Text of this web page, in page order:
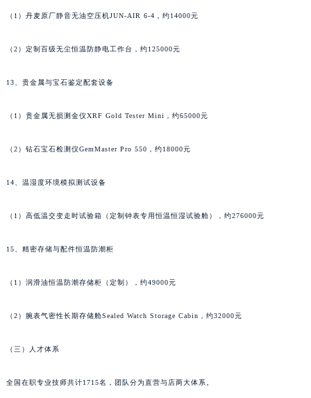
（1）丹麦原厂静音无油空压机JUN-AIR 6-4，约14000元
（2）定制百级无尘恒温防静电工作台，约125000元
13、贵金属与宝石鉴定配套设备
（1）贵金属无损测金仪XRF Gold Tester Mini，约65000元
（2）钻石宝石检测仪GemMaster Pro 550，约18000元
14、温湿度环境模拟测试设备
（1）高低温交变走时试验箱（定制钟表专用恒温恒湿试验舱），约276000元
15、精密存储与配件恒温防潮柜
（1）润滑油恒温防潮存储柜（定制），约49000元
（2）腕表气密性长期存储舱Sealed Watch Storage Cabin，约32000元
（三）人才体系
全国在职专业技师共计1715名，团队分为直营与店两大体系。